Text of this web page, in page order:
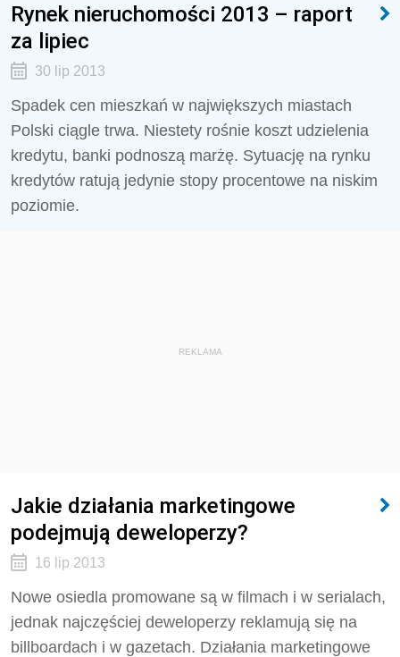
Rynek nieruchomości 2013 – raport
za lipiec
30 lip 2013
Spadek cen mieszkań w największych miastach
Polski ciągle trwa. Niestety rośnie koszt udzielenia
kredytu, banki podnoszą marżę. Sytuację na rynku
kredytów ratują jedynie stopy procentowe na niskim
poziomie.
REKLAMA
Jakie działania marketingowe
podejmują deweloperzy?
16 lip 2013
Nowe osiedla promowane są w filmach i w serialach,
jednak najczęściej deweloperzy reklamują się na
billboardach i w gazetach. Działania marketingowe